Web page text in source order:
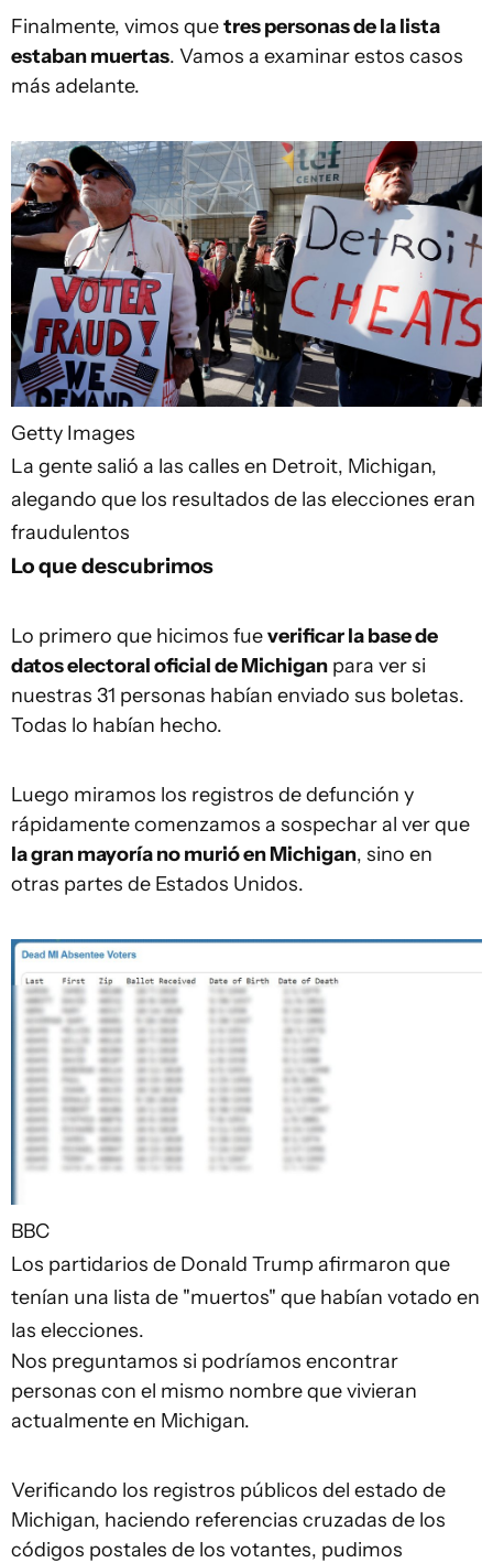
Finalmente, vimos quetres personas de la lista
estaban muertas. Vamos a examinar estos casos
más adelante.
Getty Images
La gente salió a las calles en Detroit, Michigan,
alegando que los resultados de las elecciones eran
fraudulentos
Lo que descubrimos
Lo primero que hicimos fueverificar la base de
datos electoral oficial de Michigan para ver si
nuestras 31 personas habían enviado sus boletas.
Todas lo habían hecho.
Luego miramos los registros de defunción y
rápidamente comenzamos a sospechar al ver que
la gran mayoría no murió en Michigan, sino en
otras partes de Estados Unidos.
BBC
Los partidarios de Donald Trump afirmaron que
tenían una lista de "muertos" que habían votado en
las elecciones.
Nos preguntamos si podríamos encontrar
personas con el mismo nombre que vivieran
actualmente en Michigan.
Verificando los registros públicos del estado de
Michigan, haciendo referencias cruzadas de los
códigos postales de los votantes, pudimos